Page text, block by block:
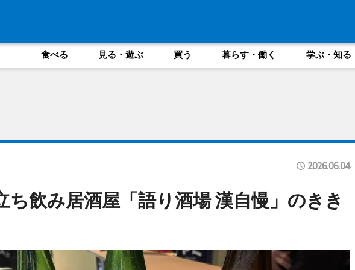
食べる 見る・遊ぶ 買う 暮らす・働く 学ぶ・知る
2026.06.04
ち飲み居酒屋「語り酒場 漢自慢」のきき